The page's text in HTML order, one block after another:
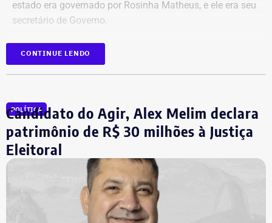
estado era governado por Rosinha Matheus, e ele era seu
secretário de Governo.
Com isso, a sentença tornou-se definitiva.
imediata execução da sentença. Além da comunicação à
Justiça Eleitoral, o órgão pede a inclusão do nome de
Garotinho no Cadastro Nacional de Condenados por Ato
de Improbidade Administrativa.
Garotinho também foi multado
CONTINUE LENDO
POLÍTICA
Candidato do Agir, Alex Melim declara
patrimônio de R$ 30 milhões à Justiça
Eleitoral